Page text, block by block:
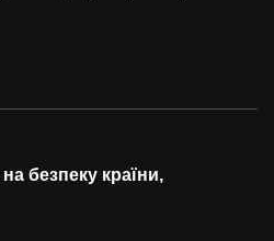
безпеку країни,